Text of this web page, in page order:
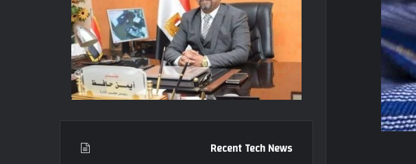
Recent Tech News